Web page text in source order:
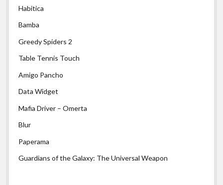
Habitica
Bamba
Greedy Spiders 2
Table Tennis Touch
Amigo Pancho
Data Widget
Mafia Driver – Omerta
Blur
Paperama
Guardians of the Galaxy: The Universal Weapon